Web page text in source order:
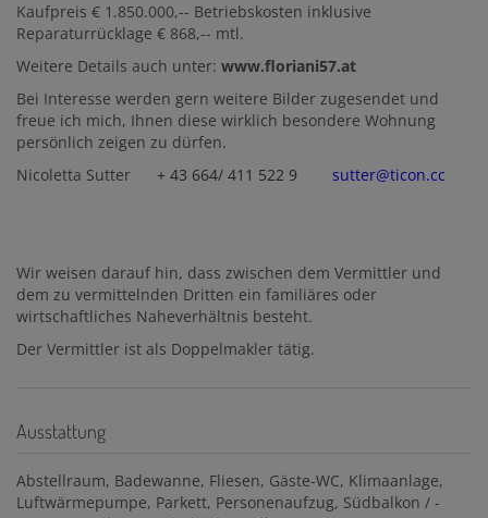
Kaufpreis € 1.850.000,-- Betriebskosten inklusive
Reparaturrücklage € 868,-- mtl.
Weitere Details auch unter: www.floriani57.at
Bei Interesse werden gern weitere Bilder zugesendet und
freue ich mich, Ihnen diese wirklich besondere Wohnung
persönlich zeigen zu dürfen.
Nicoletta Sutter + 43 664/ 411 522 9 sutter@ticon.cc
Wir weisen darauf hin, dass zwischen dem Vermittler und
dem zu vermittelnden Dritten ein familiäres oder
wirtschaftliches Naheverhältnis besteht.
Der Vermittler ist als Doppelmakler tätig.
Ausstattung
Abstellraum Badewanne Fliesen Gäste-WC Klimaanlage
Luftwärmepumpe Parkett Personenaufzug Südbalkon / -